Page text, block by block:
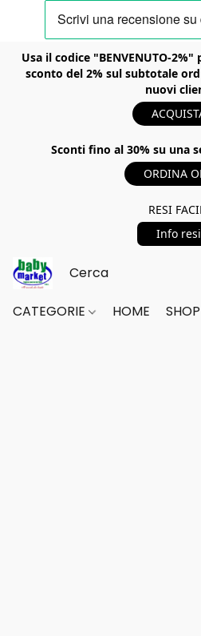
Usa il codice "BENVENUTO-
sconto del 2% sul subtotale
nuovi
Sconti fino al 30% su una
ORDINA
RESI
Info resi
CATEGORIE HOME SHOP